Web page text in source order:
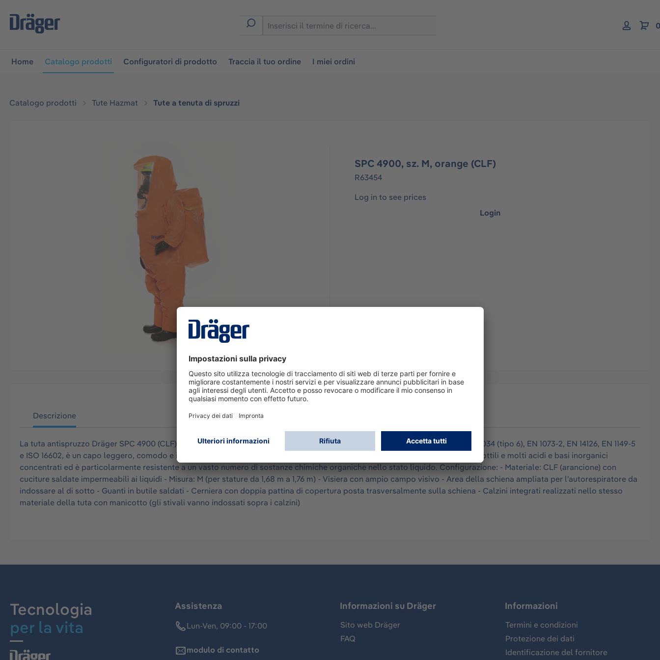
navigazione principale
Home Catalogo prodotti Configuratori di prodotto Traccia il tuo ordine I miei ordini
Catalogo prodotti Tute Hazmat Tute a tenuta di spruzzi
SPC 4900, sz. M, orange (CLF)
R63454
Log in to see prices
Login
Descrizione
La tuta antispruzzo Dräger SPC 4900 (CLF) omologata secondo le norme EN 14605 (come tipo 3 & 4), EN 13982-1 (tipo 5), EN 13034 (tipo 6), EN 1073-2, EN 14126, EN 1149-5
e ISO 16602, è un capo leggero, comodo e idrorepellente per un uso limitato. Offre una protezione ottimale contro le polveri sottili e molti acidi e basi inorganici
concentrati ed è particolarmente resistente a un vasto numero di sostanze chimiche organiche nello stato liquido. Configurazione: - Materiale: CLF (arancione) con
cuciture saldate impermeabili ai liquidi - Misura: M (per stature da 1,68 m a 1,76 m) - Visiera con ampio campo visivo - Area della schiena ampliata per l’autorespiratore da
indossare al di sotto - Guanti in butile saldati - Cerniera con doppia pattina di copertura posta trasversalmente sulla schiena - Calzini integrati realizzati nello stesso
materiale della tuta con manicotto (gli stivali vanno indossati sopra i calzini)
Tecnologia
per la vita
Assistenza
Lun-Ven, 09:00 - 17:00
modulo di contatto
Informazioni su Dräger
Sito web Dräger
FAQ
Informazioni
Termini e condizioni
Protezione dei dati
Identificazione del fornitore